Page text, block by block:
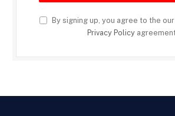
By signing up, you agree to the
Privacy Policy